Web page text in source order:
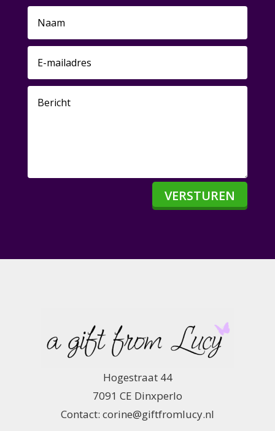
VERSTUREN
Hogestraat 44
7091 CE Dinxperlo
Contact: corine@giftfromlucy.nl